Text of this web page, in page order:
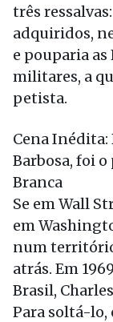
três
adquiridos,
e pouparia as
militares, a
petista.
Cena Inédita:
Barbosa, foi
Branca
Se em Wall
em
num
atrás. Em
Brasil,
Para soltá-